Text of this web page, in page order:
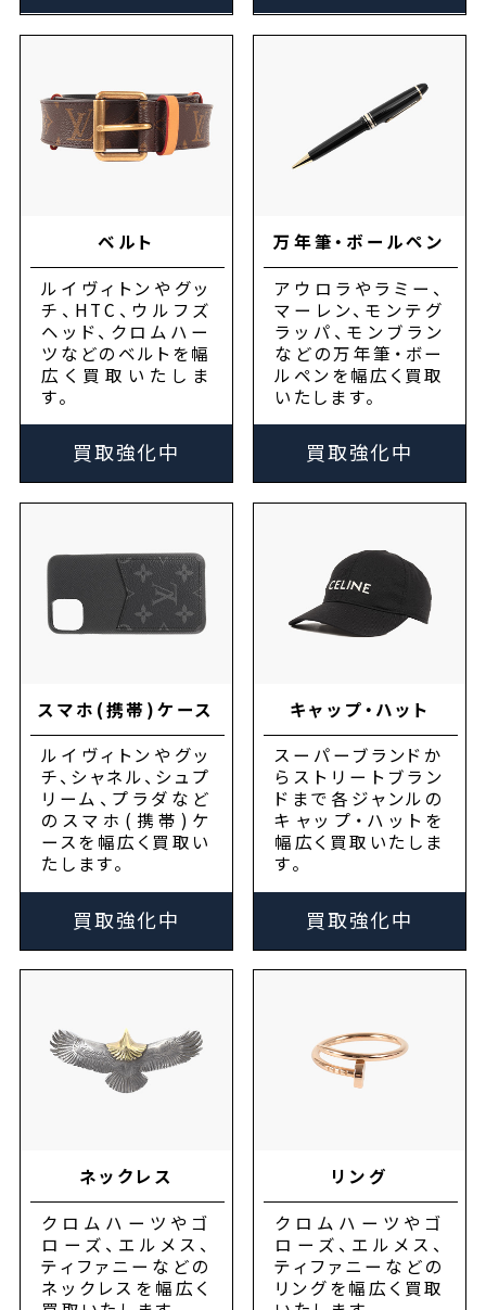
ベルト
ルイヴィトンやグッ
チ、HTC、ウルフズ
ヘッド、クロムハー
ツなどのベルトを幅
広く買取いたしま
す。
買取強化中
万年筆・ボールペン
アウロラやラミー、
マーレン、モンテグ
ラッパ、モンブラン
などの万年筆・ボー
ルペンを幅広く買取
いたします。
買取強化中
スマホ(携帯)ケース
ルイヴィトンやグッ
チ、シャネル、シュプ
リーム、プラダなど
のスマホ(携帯)ケ
ースを幅広く買取い
たします。
買取強化中
キャップ・ハット
スーパーブランドか
らストリートブラン
ドまで各ジャンルの
キャップ・ハットを
幅広く買取いたしま
す。
買取強化中
ネックレス
クロムハーツやゴ
ローズ、エルメス、
ティファニーなどの
ネックレスを幅広く
リング
クロムハーツやゴ
ローズ、エルメス、
ティファニーなどの
リングを幅広く買取